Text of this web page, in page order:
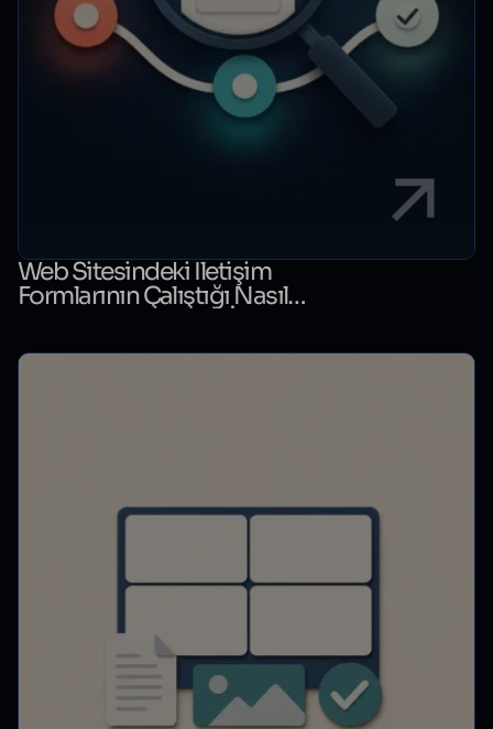
Web Sitesindeki İletişim
Formlarının Çalıştığı Nasıl